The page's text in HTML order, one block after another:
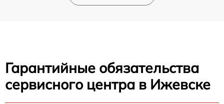
Гарантийные обязательства
сервисного центра в Ижевске